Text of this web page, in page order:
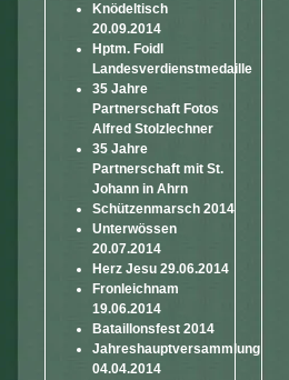
Knödeltisch
20.09.2014
Hptm. Foidl
Landesverdienstmedaille
35 Jahre
Partnerschaft Fotos
Alfred Stolzlechner
35 Jahre
Partnerschaft mit St.
Johann in Ahrn
Schützenmarsch 2014
Unterwössen
20.07.2014
Herz Jesu 29.06.2014
Fronleichnam
19.06.2014
Bataillonsfest 2014
Jahreshauptversammlung
04.04.2014